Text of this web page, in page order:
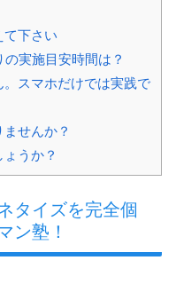
て下さい
実施目安時間は？
スマホだけでは実践で
せんか？
うか？
タイズを完全個
ン塾！